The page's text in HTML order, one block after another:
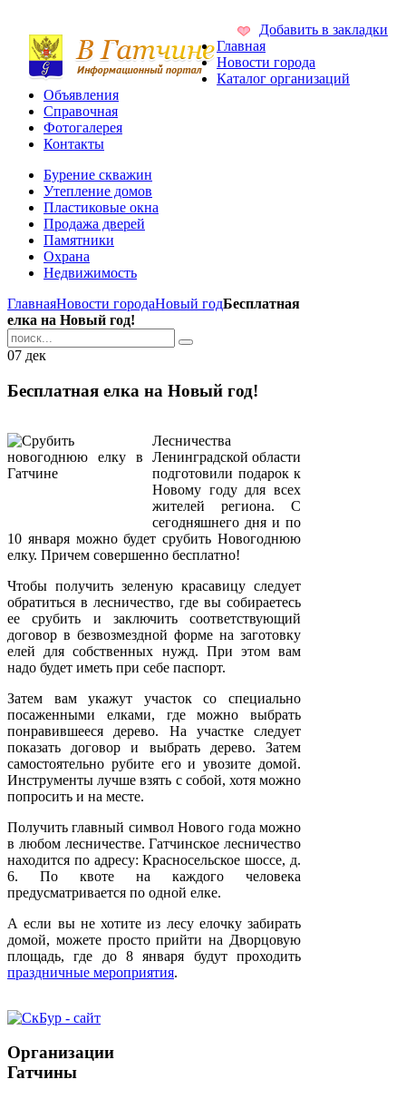
Добавить в закладки
Главная
Новости города
Каталог организаций
Объявления
Справочная
Фотогалерея
Контакты
Бурение скважин
Утепление домов
Пластиковые окна
Продажа дверей
Памятники
Охрана
Недвижимость
ГлавнаяНовости городаНовый годБесплатная
елка на Новый год!
07 дек
Бесплатная елка на Новый год!
Лесничества
Ленинградской области
подготовили подарок к
Новому году для всех
жителей региона. С
сегодняшнего дня и по
10 января можно будет срубить Новогоднюю
елку. Причем совершенно бесплатно!
Чтобы получить зеленую красавицу следует
обратиться в лесничество, где вы собираетесь
ее срубить и заключить соответствующий
договор в безвозмездной форме на заготовку
елей для собственных нужд. При этом вам
надо будет иметь при себе паспорт.
Затем вам укажут участок со специально
посаженными елками, где можно выбрать
понравившееся дерево. На участке следует
показать договор и выбрать дерево. Затем
самостоятельно рубите его и увозите домой.
Инструменты лучше взять с собой, хотя можно
попросить и на месте.
Получить главный символ Нового года можно
в любом лесничестве. Гатчинское лесничество
находится по адресу: Красносельское шоссе, д.
6. По квоте на каждого человека
предусматривается по одной елке.
А если вы не хотите из лесу елочку забирать
домой, можете просто прийти на Дворцовую
площадь, где до 8 января будут проходить
праздничные мероприятия.
Организации
Гатчины